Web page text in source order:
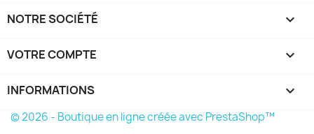
NOTRE SOCIÉTÉ 
VOTRE COMPTE 
INFORMATIONS keyboard_arrow_down
© 2026 - Boutique en ligne créée avec PrestaShop™